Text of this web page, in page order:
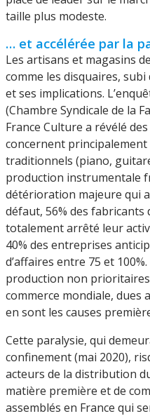
taille plus modeste.
… et accélérée par la
Les artisans et magasins
comme les disquaires,
et ses implications.
(Chambre Syndicale de la
France Culture a révélé
concernent
traditionnels (piano,
production instrumentale
détérioration majeure qui
défaut, 56% des fabricants
totalement arrêté leur
40% des entreprises
d’affaires entre 75 et
production non
commerce mondiale, dues
en sont les causes
Cette paralysie, qui
confinement (mai 2020),
acteurs de la distribution
matière première et de
assemblés en France qui